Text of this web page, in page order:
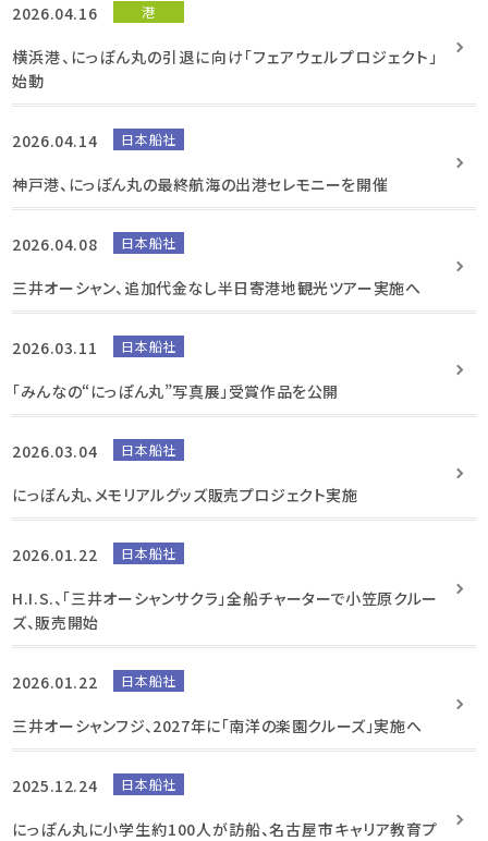
2026.04.16 港
横浜港、にっぽん丸の引退に向け「フェアウェルプロジェクト」
始動
2026.04.14 日本船社
神戸港、にっぽん丸の最終航海の出港セレモニーを開催
2026.04.08 日本船社
三井オーシャン、追加代金なし半日寄港地観光ツアー実施へ
2026.03.11 日本船社
「みんなの“にっぽん丸”写真展」受賞作品を公開
2026.03.04 日本船社
にっぽん丸、メモリアルグッズ販売プロジェクト実施
2026.01.22 日本船社
H.I.S.、「三井オーシャンサクラ」全船チャーターで小笠原クルー
ズ、販売開始
2026.01.22 日本船社
三井オーシャンフジ、2027年に「南洋の楽園クルーズ」実施へ
2025.12.24 日本船社
にっぽん丸に小学生約100人が訪船、名古屋市キャリア教育プ